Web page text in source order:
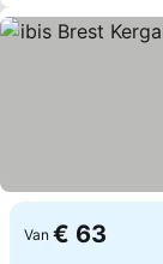
Van € 63